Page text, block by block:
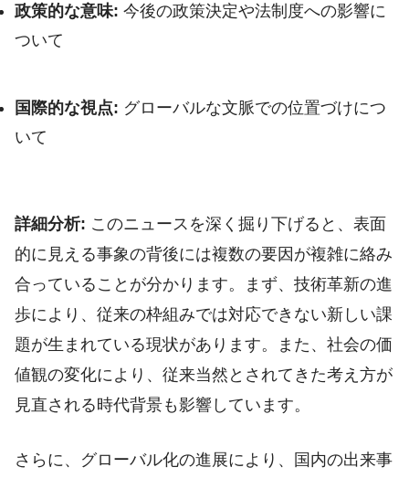
政策的な意味: 今後の政策決定や法制度への影響に
ついて
国際的な視点: グローバルな文脈での位置づけにつ
いて
詳細分析: このニュースを深く掘り下げると、表面
的に見える事象の背後には複数の要因が複雑に絡み
合っていることが分かります。まず、技術革新の進
歩により、従来の枠組みでは対応できない新しい課
題が生まれている現状があります。また、社会の価
値観の変化により、従来当然とされてきた考え方が
見直される時代背景も影響しています。
さらに、グローバル化の進展により、国内の出来事